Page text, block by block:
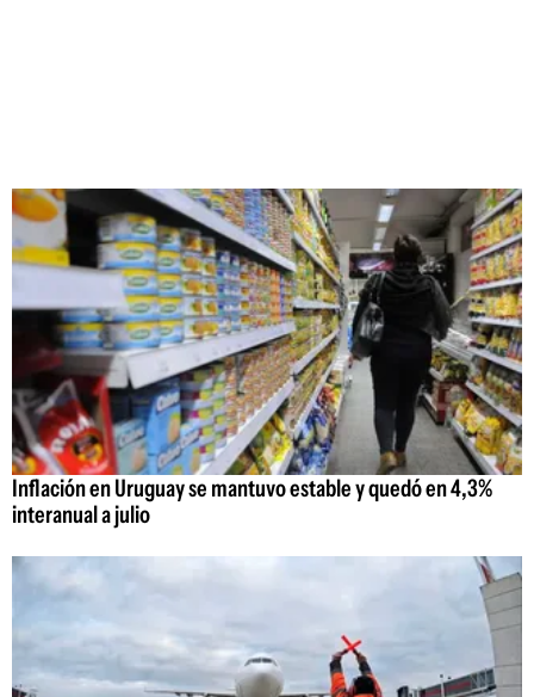
Inflación en Uruguay se mantuvo estable y quedó en 4,3%
interanual a julio